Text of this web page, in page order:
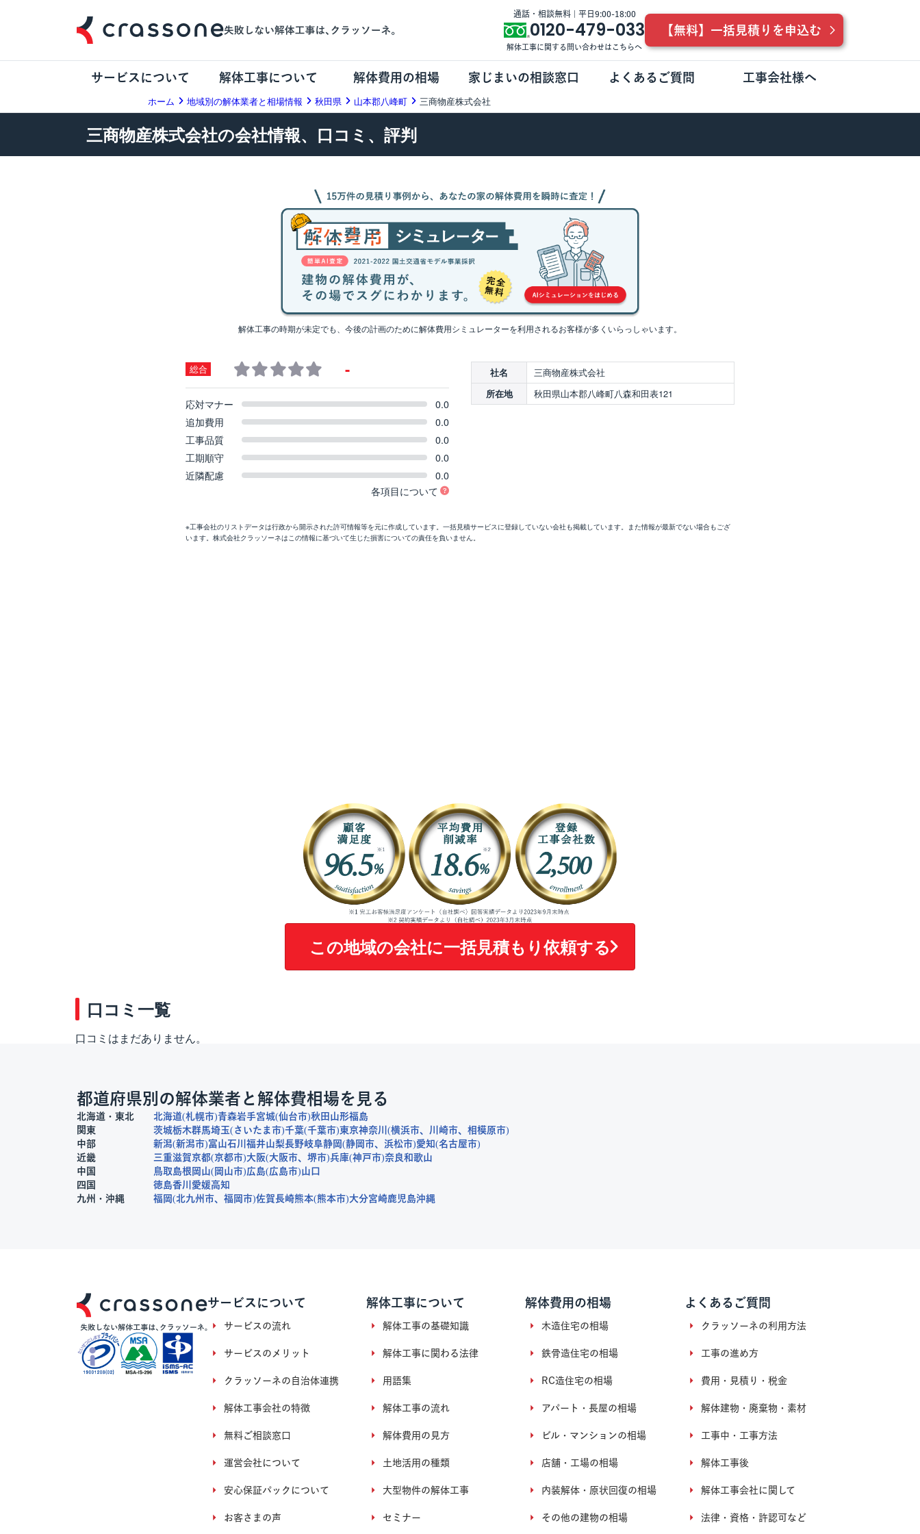
通話・相談無料 | 平日9:00-18:00
0120-479-033
解体工事に関する問い合わせはこちらへ
【無料】一括見積りを申込む
サービスについて 解体工事について 解体費用の相場 家じまいの相談窓口 よくあるご質問 工事会社様へ
ホーム 地域別の解体業者と相場情報 秋田県 山本郡八峰町 三商物産株式会社
三商物産株式会社の会社情報、口コミ、評判
解体工事の時期が未定でも、今後の計画のために解体費用シミュレーターを利用されるお客様が多くいらっしゃいます。
総合 -
応対マナー
0.0
追加費用
0.0
工事品質
0.0
工期順守
0.0
近隣配慮
0.0
各項目について
社名 三商物産株式会社
所在地 秋田県山本郡八峰町八森和田表121
※工事会社のリストデータは行政から開示された許可情報等を元に作成しています。一括見積サービスに登録していない会社も掲載しています。また情報が最新でない場合もござ
います。株式会社クラッソーネはこの情報に基づいて生じた損害についての責任を負いません。
この地域の会社に一括見積もり依頼する
口コミ一覧
口コミはまだありません。
都道府県別の解体業者と解体費相場を見る
北海道・東北 北海道 札幌市 青森岩手宮城 仙台市 秋田 山形福島
関東
茨城栃木群馬埼玉 さいたま市 千葉 千葉市 東京神奈川 横浜市 川崎市
相模原市
中部
新潟 新潟市 富山石川 福井山梨長野岐阜静岡 静岡市 浜松市 愛知 名古屋市
近畿
三重滋賀京都 京都市 大阪 大阪市 堺市 兵庫 神戸市 奈良和歌山
中国
鳥取 島根 岡山 岡山市 広島 広島市 山口
四国
徳島香川 愛媛高知
九州・沖縄
福岡 北九州市 福岡市 佐賀長崎熊本 熊本市 大分宮崎鹿児島沖縄
サービスについて
サービスの流れ
サービスのメリット
クラッソーネの自治体連携
解体工事会社の特徴
無料ご相談窓口
運営会社について
安心保証パックについて
お客さまの声
解体工事について
解体工事の基礎知識
解体工事に関わる法律
用語集
解体工事の流れ
解体費用の見方
土地活用の種類
大型物件の解体工事
セミナー
解体費用の相場
木造住宅の相場
鉄骨造住宅の相場
RC造住宅の相場
アパート・長屋の相場
ビル・マンションの相場
店舗・工場の相場
内装解体・原状回復の相場
その他の建物の相場
よくあるご質問
クラッソーネの利用方法
工事の進め方
費用・見積り・税金
解体建物・廃棄物・素材
工事中・工事方法
解体工事後
解体工事会社に関して
法律・資格・許認可など